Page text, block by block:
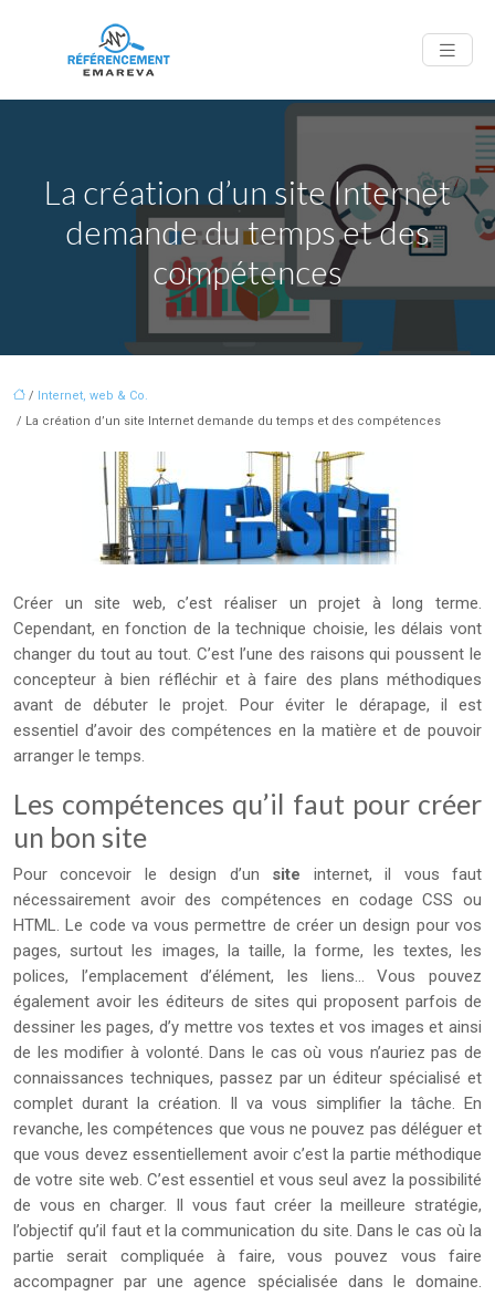
La création d’un site Internet
demande du temps et des
compétences
/ Internet, web & Co.
/ La création d’un site Internet demande du temps et des compétences
Créer un site web, c’est réaliser un projet à long terme.
Cependant, en fonction de la technique choisie, les délais vont
changer du tout au tout. C’est l’une des raisons qui poussent le
concepteur à bien réfléchir et à faire des plans méthodiques
avant de débuter le projet. Pour éviter le dérapage, il est
essentiel d’avoir des compétences en la matière et de pouvoir
arranger le temps.
Les compétences qu’il faut pour créer
un bon site
Pour concevoir le design d’un site internet, il vous faut
nécessairement avoir des compétences en codage CSS ou
HTML. Le code va vous permettre de créer un design pour vos
pages, surtout les images, la taille, la forme, les textes, les
polices, l’emplacement d’élément, les liens… Vous pouvez
également avoir les éditeurs de sites qui proposent parfois de
dessiner les pages, d’y mettre vos textes et vos images et ainsi
de les modifier à volonté. Dans le cas où vous n’auriez pas de
connaissances techniques, passez par un éditeur spécialisé et
complet durant la création. Il va vous simplifier la tâche. En
revanche, les compétences que vous ne pouvez pas déléguer et
que vous devez essentiellement avoir c’est la partie méthodique
de votre site web. C’est essentiel et vous seul avez la possibilité
de vous en charger. Il vous faut créer la meilleure stratégie,
l’objectif qu’il faut et la communication du site. Dans le cas où la
partie serait compliquée à faire, vous pouvez vous faire
accompagner par une agence spécialisée dans le domaine.